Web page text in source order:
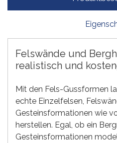
Felswände und
realistisch und
Mit den Fels-Gussformen
echte Einzelfelsen,
Gesteinsformationen wie
herstellen. Egal, ob ein
Gesteinsformationen